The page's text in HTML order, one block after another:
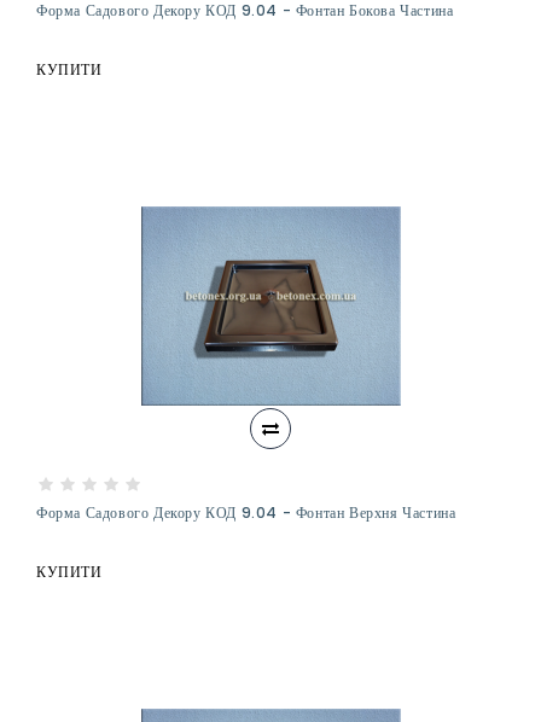
Форма Садового Декору КОД 9.04 - Фонтан Бокова Частина
КУПИТИ
Форма Садового Декору КОД 9.04 - Фонтан Верхня Частина
КУПИТИ